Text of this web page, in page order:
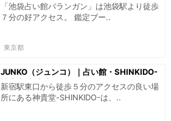
「池袋占い館バランガン」は池袋駅より徒歩
７分の好アクセス。 鑑定ブー..
東京都
JUNKO（ジュンコ）｜占い館・SHINKIDO-
神貴堂-新宿店
新宿駅東口から徒歩５分のアクセスの良い場
所にある神貴堂-SHINKIDO-は、..